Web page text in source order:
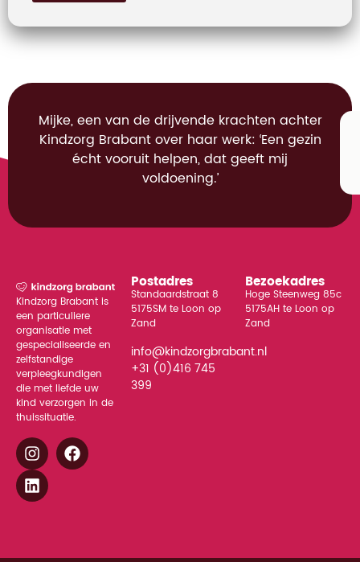
Mijke, een van de drijvende krachten achter
Kindzorg Brabant over haar werk: ‘Een gezin
écht vooruit helpen, dat geeft mij
voldoening.’
Kindzorg Brabant is
een particuliere
organisatie met
gespecialiseerde en
zelfstandige
verpleegkundigen
die met liefde uw
kind verzorgen in de
thuissituatie.
Postadres
Standaardstraat 8
5175SM te Loon op
Zand
info@kindzorgbrabant.nl
+31 (0)416 745
399
Bezoekadres
Hoge Steenweg 85c
5175AH te Loon op
Zand